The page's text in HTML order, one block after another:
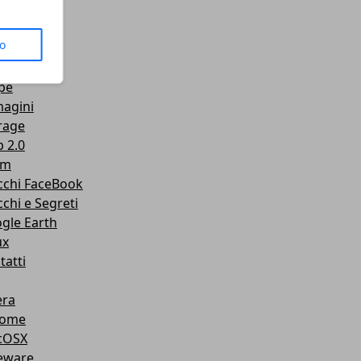
2.0
FaceBook
e Segreti
Earth